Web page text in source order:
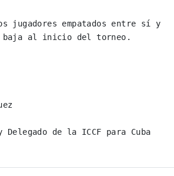
Delegado de la ICCF para Cuba